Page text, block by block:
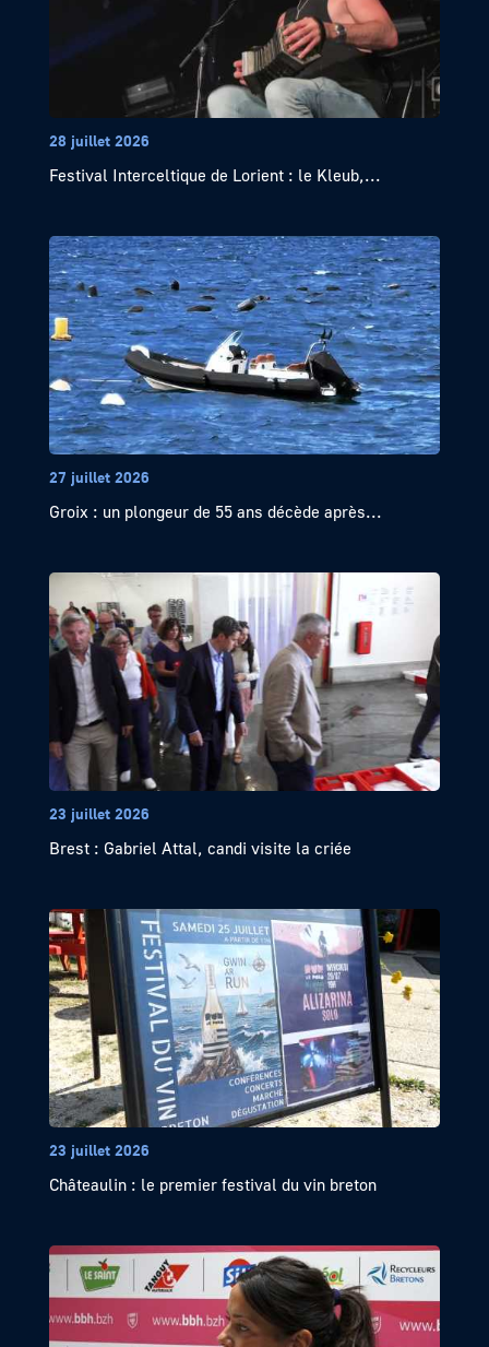
28 juillet 2026
Festival Interceltique de Lorient : le Kleub,...
27 juillet 2026
Groix : un plongeur de 55 ans décède après...
23 juillet 2026
Brest : Gabriel Attal, candi visite la criée
23 juillet 2026
Châteaulin : le premier festival du vin breton